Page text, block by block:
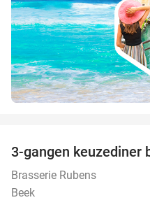
3-gangen keuzediner
Brasserie Rubens
Beek